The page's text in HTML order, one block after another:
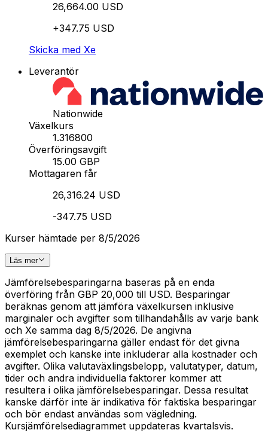
26,664.00 USD
+347.75 USD
Skicka med Xe
Leverantör
Nationwide
Växelkurs
1.316800
Överföringsavgift
15.00 GBP
Mottagaren får
26,316.24 USD
-347.75 USD
Kurser hämtade per 8/5/2026
Läs mer
Jämförelsebesparingarna baseras på en enda
överföring från GBP 20,000 till USD. Besparingar
beräknas genom att jämföra växelkursen inklusive
marginaler och avgifter som tillhandahålls av varje bank
och Xe samma dag 8/5/2026. De angivna
jämförelsebesparingarna gäller endast för det givna
exemplet och kanske inte inkluderar alla kostnader och
avgifter. Olika valutaväxlingsbelopp, valutatyper, datum,
tider och andra individuella faktorer kommer att
resultera i olika jämförelsebesparingar. Dessa resultat
kanske därför inte är indikativa för faktiska besparingar
och bör endast användas som vägledning.
Kursjämförelsediagrammet uppdateras kvartalsvis.